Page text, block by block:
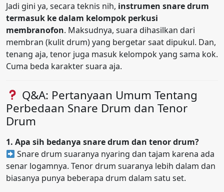
Jadi gini ya, secara teknis nih, instrumen snare drum
termasuk ke dalam kelompok perkusi
membranofon. Maksudnya, suara dihasilkan dari
membran (kulit drum) yang bergetar saat dipukul. Dan,
tenang aja, tenor juga masuk kelompok yang sama kok.
Cuma beda karakter suara aja.
Q&A: Pertanyaan Umum Tentang
Perbedaan Snare Drum dan Tenor
Drum
1. Apa sih bedanya snare drum dan tenor drum?
Snare drum suaranya nyaring dan tajam karena ada
senar logamnya. Tenor drum suaranya lebih dalam dan
biasanya punya beberapa drum dalam satu set.